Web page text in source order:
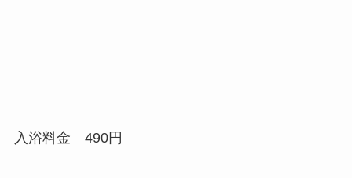
入浴料金 490円